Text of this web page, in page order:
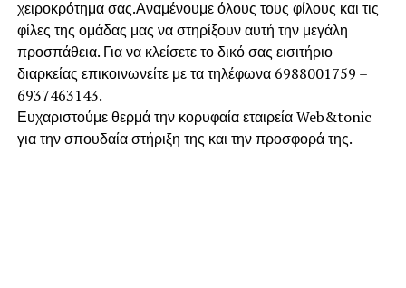
χειροκρότημα σας.Αναμένουμε όλους τους φίλους και τις
φίλες της ομάδας μας να στηρίξουν αυτή την μεγάλη
προσπάθεια. Για να κλείσετε το δικό σας εισιτήριο
διαρκείας επικοινωνείτε με τα τηλέφωνα 6988001759 –
6937463143.
Ευχαριστούμε θερμά την κορυφαία εταιρεία Web&tonic
για την σπουδαία στήριξη της και την προσφορά της.